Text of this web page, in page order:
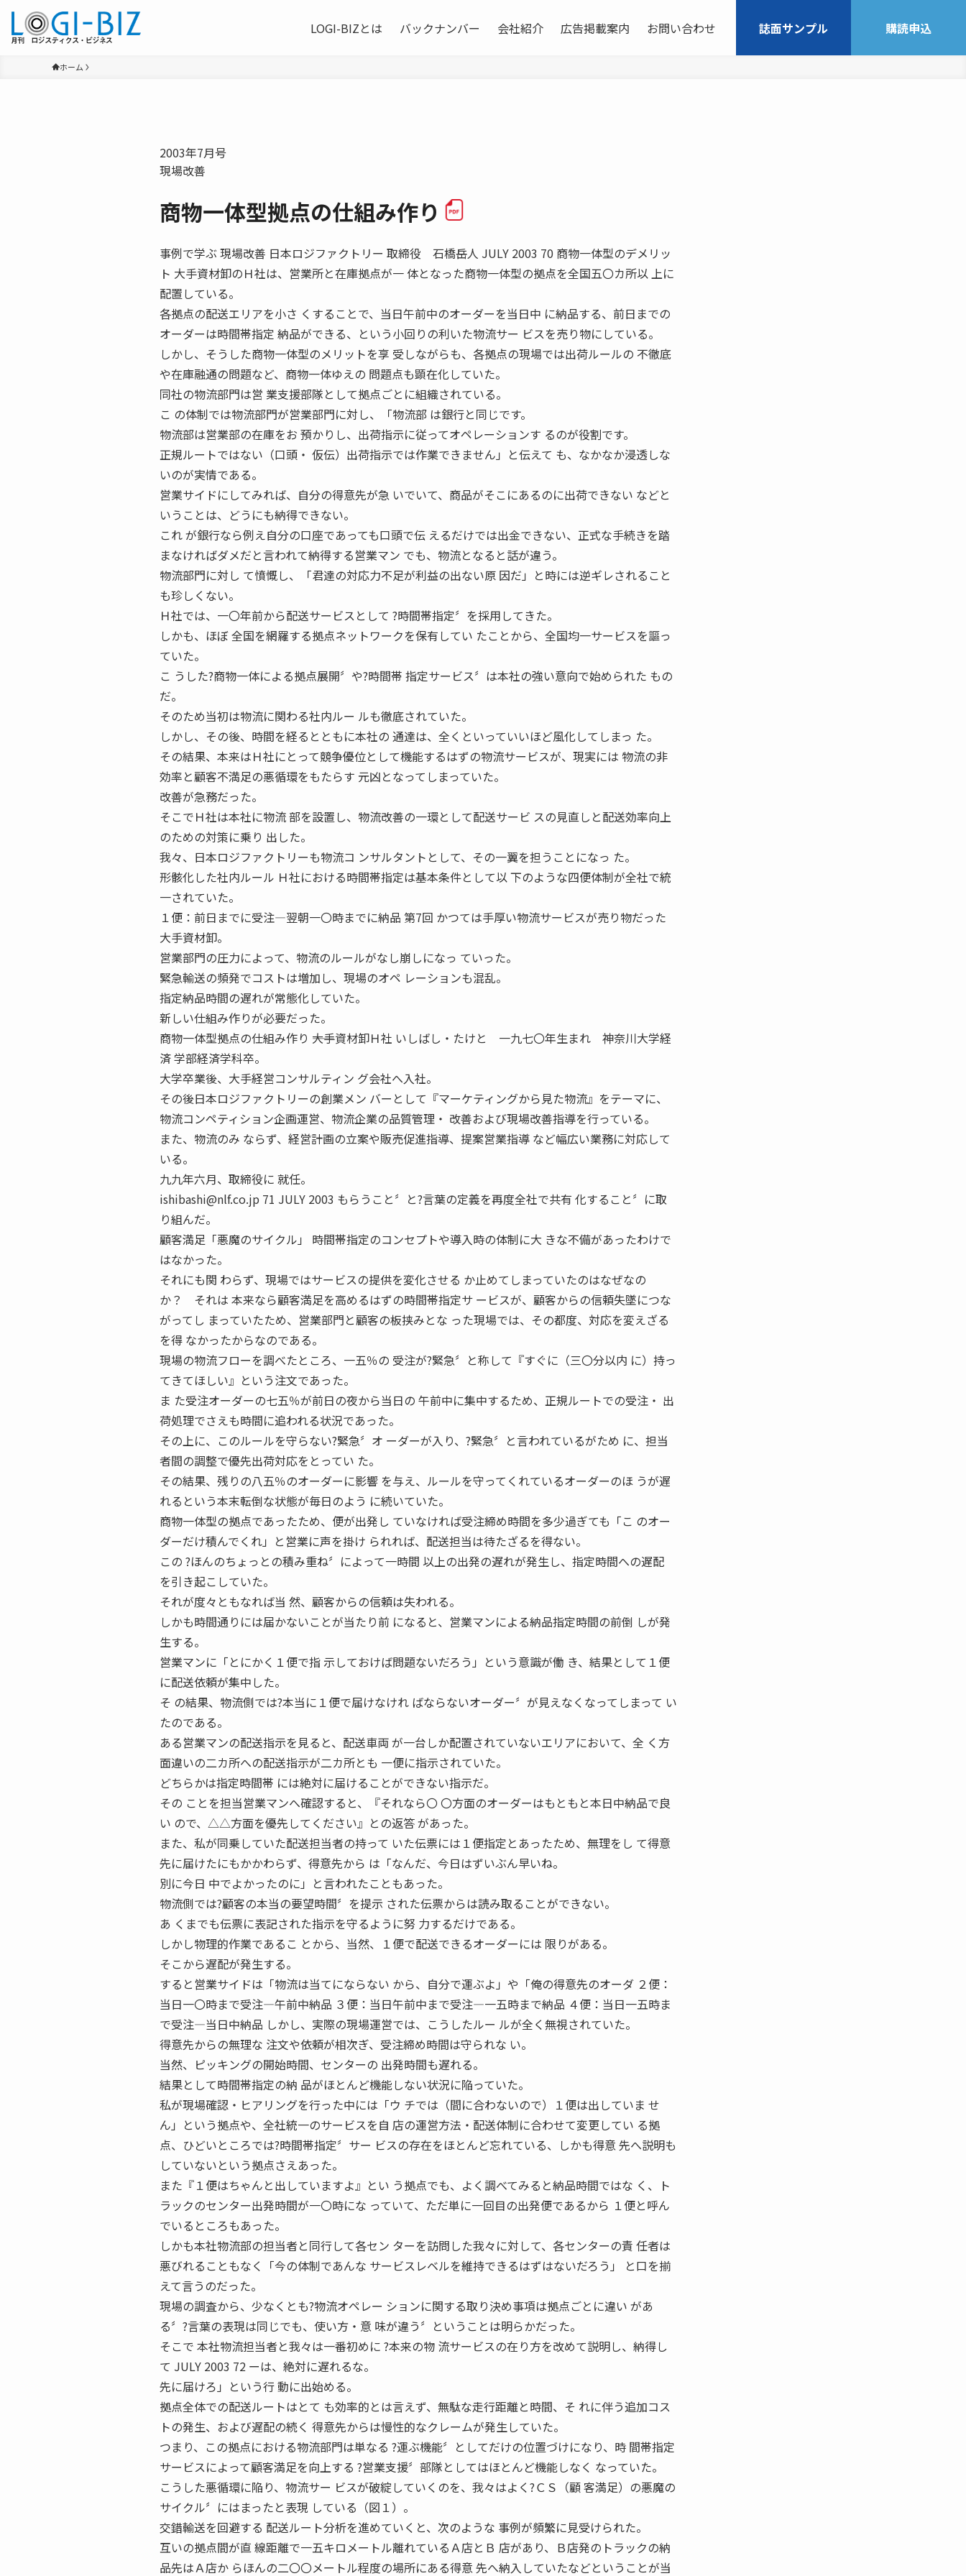
LOGI-BIZとは バックナンバー 会社紹介 広告掲載案内 お問い合わせ 誌面サンプル 購読申込
ホーム
2003年7月号
現場改善
商物一体型拠点の仕組み作り
事例で学ぶ 現場改善 日本ロジファクトリー 取締役 石橋岳人 JULY 2003 70 商物一体型のデメリッ
ト 大手資材卸のＨ社は、営業所と在庫拠点が一 体となった商物一体型の拠点を全国五〇カ所以 上に
配置している。
各拠点の配送エリアを小さ くすることで、当日午前中のオーダーを当日中 に納品する、前日までの
オーダーは時間帯指定 納品ができる、という小回りの利いた物流サー ビスを売り物にしている。
しかし、そうした商物一体型のメリットを享 受しながらも、各拠点の現場では出荷ルールの 不徹底
や在庫融通の問題など、商物一体ゆえの 問題点も顕在化していた。
同社の物流部門は営 業支援部隊として拠点ごとに組織されている。
こ の体制では物流部門が営業部門に対し、「物流部 は銀行と同じです。
物流部は営業部の在庫をお 預かりし、出荷指示に従ってオペレーションす るのが役割です。
正規ルートではない（口頭・ 仮伝）出荷指示では作業できません」と伝えて も、なかなか浸透しな
いのが実情である。
営業サイドにしてみれば、自分の得意先が急 いでいて、商品がそこにあるのに出荷できない などと
いうことは、どうにも納得できない。
これ が銀行なら例え自分の口座であっても口頭で伝 えるだけでは出金できない、正式な手続きを踏
まなければダメだと言われて納得する営業マン でも、物流となると話が違う。
物流部門に対し て憤慨し、「君達の対応力不足が利益の出ない原 因だ」と時には逆ギレされること
も珍しくない。
Ｈ社では、一〇年前から配送サービスとして ?時間帯指定〞を採用してきた。
しかも、ほぼ 全国を網羅する拠点ネットワークを保有してい たことから、全国均一サービスを謳っ
ていた。
こ うした?商物一体による拠点展開〞や?時間帯 指定サービス〞は本社の強い意向で始められた もの
だ。
そのため当初は物流に関わる社内ルー ルも徹底されていた。
しかし、その後、時間を経るとともに本社の 通達は、全くといっていいほど風化してしまっ た。
その結果、本来はＨ社にとって競争優位として機能するはずの物流サービスが、現実には 物流の非
効率と顧客不満足の悪循環をもたらす 元凶となってしまっていた。
改善が急務だった。
そこでＨ社は本社に物流 部を設置し、物流改善の一環として配送サービ スの見直しと配送効率向上
のための対策に乗り 出した。
我々、日本ロジファクトリーも物流コ ンサルタントとして、その一翼を担うことになっ た。
形骸化した社内ルール Ｈ社における時間帯指定は基本条件として以 下のような四便体制が全社で統
一されていた。
１便：前日までに受注―翌朝一〇時までに納品 第7回 かつては手厚い物流サービスが売り物だった
大手資材卸。
営業部門の圧力によって、物流のルールがなし崩しになっ ていった。
緊急輸送の頻発でコストは増加し、現場のオペ レーションも混乱。
指定納品時間の遅れが常態化していた。
新しい仕組み作りが必要だった。
商物一体型拠点の仕組み作り ――大手資材卸Ｈ社 いしばし・たけと 一九七〇年生まれ 神奈川大学経
済 学部経済学科卒。
大学卒業後、大手経営コンサルティン グ会社へ入社。
その後日本ロジファクトリーの創業メン バーとして『マーケティングから見た物流』をテーマに、
物流コンペティション企画運営、物流企業の品質管理・ 改善および現場改善指導を行っている。
また、物流のみ ならず、経営計画の立案や販売促進指導、提案営業指導 など幅広い業務に対応して
いる。
九九年六月、取締役に 就任。
ishibashi@nlf.co.jp 71 JULY 2003 もらうこと〞と?言葉の定義を再度全社で共有 化すること〞に取
り組んだ。
顧客満足「悪魔のサイクル」 時間帯指定のコンセプトや導入時の体制に大 きな不備があったわけで
はなかった。
それにも関 わらず、現場ではサービスの提供を変化させる か止めてしまっていたのはなぜなの
か？ それは 本来なら顧客満足を高めるはずの時間帯指定サ ービスが、顧客からの信頼失墜につな
がってし まっていたため、営業部門と顧客の板挟みとな った現場では、その都度、対応を変えざる
を得 なかったからなのである。
現場の物流フローを調べたところ、一五％の 受注が?緊急〞と称して『すぐに（三〇分以内 に）持っ
てきてほしい』という注文であった。
ま た受注オーダーの七五％が前日の夜から当日の 午前中に集中するため、正規ルートでの受注・ 出
荷処理でさえも時間に追われる状況であった。
その上に、このルールを守らない?緊急〞オ ーダーが入り、?緊急〞と言われているがため に、担当
者間の調整で優先出荷対応をとってい た。
その結果、残りの八五％のオーダーに影響 を与え、ルールを守ってくれているオーダーのほ うが遅
れるという本末転倒な状態が毎日のよう に続いていた。
商物一体型の拠点であったため、便が出発し ていなければ受注締め時間を多少過ぎても「こ のオー
ダーだけ積んでくれ」と営業に声を掛け られれば、配送担当は待たざるを得ない。
この ?ほんのちょっとの積み重ね〞によって一時間 以上の出発の遅れが発生し、指定時間への遅配
を引き起こしていた。
それが度々ともなれば当 然、顧客からの信頼は失われる。
しかも時間通りには届かないことが当たり前 になると、営業マンによる納品指定時間の前倒 しが発
生する。
営業マンに「とにかく１便で指 示しておけば問題ないだろう」という意識が働 き、結果として１便
に配送依頼が集中した。
そ の結果、物流側では?本当に１便で届けなけれ ばならないオーダー〞が見えなくなってしまって い
たのである。
ある営業マンの配送指示を見ると、配送車両 が一台しか配置されていないエリアにおいて、全 く方
面違いの二カ所への配送指示が二カ所とも 一便に指示されていた。
どちらかは指定時間帯 には絶対に届けることができない指示だ。
その ことを担当営業マンへ確認すると、『それなら〇 〇方面のオーダーはもともと本日中納品で良
い ので、△△方面を優先してください』との返答 があった。
また、私が同乗していた配送担当者の持って いた伝票には１便指定とあったため、無理をし て得意
先に届けたにもかかわらず、得意先から は「なんだ、今日はずいぶん早いね。
別に今日 中でよかったのに」と言われたこともあった。
物流側では?顧客の本当の要望時間〞を提示 された伝票からは読み取ることができない。
あ くまでも伝票に表記された指示を守るように努 力するだけである。
しかし物理的作業であるこ とから、当然、１便で配送できるオーダーには 限りがある。
そこから遅配が発生する。
すると営業サイドは「物流は当てにならない から、自分で運ぶよ」や「俺の得意先のオーダ ２便：
当日一〇時まで受注―午前中納品 ３便：当日午前中まで受注―一五時まで納品 ４便：当日一五時ま
で受注―当日中納品 しかし、実際の現場運営では、こうしたルー ルが全く無視されていた。
得意先からの無理な 注文や依頼が相次ぎ、受注締め時間は守られな い。
当然、ピッキングの開始時間、センターの 出発時間も遅れる。
結果として時間帯指定の納 品がほとんど機能しない状況に陥っていた。
私が現場確認・ヒアリングを行った中には「ウ チでは（間に合わないので）１便は出していま せ
ん」という拠点や、全社統一のサービスを自 店の運営方法・配送体制に合わせて変更してい る拠
点、ひどいところでは?時間帯指定〞サー ビスの存在をほとんど忘れている、しかも得意 先へ説明も
していないという拠点さえあった。
また『１便はちゃんと出していますよ』とい う拠点でも、よく調べてみると納品時間ではな く、ト
ラックのセンター出発時間が一〇時にな っていて、ただ単に一回目の出発便であるから １便と呼ん
でいるところもあった。
しかも本社物流部の担当者と同行して各セン ターを訪問した我々に対して、各センターの責 任者は
悪びれることもなく「今の体制であんな サービスレベルを維持できるはずはないだろう」 と口を揃
えて言うのだった。
現場の調査から、少なくとも?物流オペレー ションに関する取り決め事項は拠点ごとに違い があ
る〞?言葉の表現は同じでも、使い方・意 味が違う〞ということは明らかだった。
そこで 本社物流担当者と我々は一番初めに ?本来の物 流サービスの在り方を改めて説明し、納得し
て JULY 2003 72 ーは、絶対に遅れるな。
先に届けろ」という行 動に出始める。
拠点全体での配送ルートはとて も効率的とは言えず、無駄な走行距離と時間、そ れに伴う追加コス
トの発生、および遅配の続く 得意先からは慢性的なクレームが発生していた。
つまり、この拠点における物流部門は単なる ?運ぶ機能〞としてだけの位置づけになり、時 間帯指定
サービスによって顧客満足を向上する ?営業支援〞部隊としてはほとんど機能しなく なっていた。
こうした悪循環に陥り、物流サー ビスが破綻していくのを、我々はよく?ＣＳ（顧 客満足）の悪魔の
サイクル〞にはまったと表現 している（図１）。
交錯輸送を回避する 配送ルート分析を進めていくと、次のような 事例が頻繁に見受けられた。
互いの拠点間が直 線距離で一五キロメートル離れているＡ店とＢ 店があり、Ｂ店発のトラックの納
品先はＡ店か らほんの二〇〇メートル程度の場所にある得意 先へ納入していたなどということが当